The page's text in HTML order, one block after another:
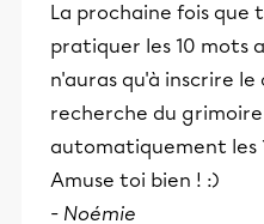
La prochaine fois que
pratiquer les 10 mots
n'auras qu'à inscrire
recherche du
automatiquement les
Amuse toi bien ! :)
- Noémie